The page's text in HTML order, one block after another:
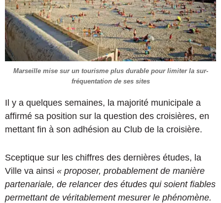
Marseille mise sur un tourisme plus durable pour limiter la sur-
fréquentation de ses sites
Il y a quelques semaines, la majorité municipale a
affirmé sa position sur la question des croisières, en
mettant fin à son adhésion au Club de la croisière.
Sceptique sur les chiffres des dernières études, la
Ville va ainsi « proposer, probablement de manière
partenariale, de relancer des études qui soient fiables
permettant de véritablement mesurer le phénomène.